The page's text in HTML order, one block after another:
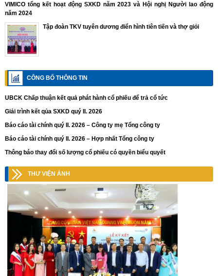
VIMICO tổng kết hoạt động SXKD năm 2023 và Hội nghị Người lao động
năm 2024
Tập đoàn TKV tuyên dương điển hình tiên tiến và thợ giỏi
CÔNG BỐ THÔNG TIN
UBCK Chấp thuận kết quả phát hành cổ phiếu để trả cổ tức
Giải trình kết qủa SXKD quý II. 2026
Báo cáo tài chính quý II. 2026 – Công ty mẹ Tổng công ty
Báo cáo tài chính quý II. 2026 – Hợp nhất Tổng công ty
Thông báo thay đổi số lượng cổ phiếu có quyền biểu quyết
THƯ VIỆN ẢNH